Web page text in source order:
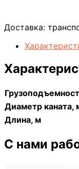
Доставка:
Диаметр каната,
Длина, м
С нами